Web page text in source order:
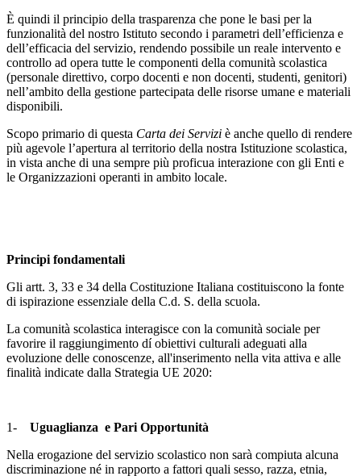
È quindi il principio della trasparenza che pone le basi per la
funzionalità del nostro Istituto secondo i parametri dell’efficienza e
dell’efficacia del servizio, rendendo possibile un reale intervento e
controllo ad opera tutte le componenti della comunità scolastica
(personale direttivo, corpo docenti e non docenti, studenti, genitori)
nell’ambito della gestione partecipata delle risorse umane e materiali
disponibili.
Scopo primario di questa Carta dei Servizi è anche quello di rendere
più agevole l’apertura al territorio della nostra Istituzione scolastica,
in vista anche di una sempre più proficua interazione con gli Enti e
le Organizzazioni operanti in ambito locale.
Principi fondamentali
Gli artt. 3, 33 e 34 della Costituzione Italiana costituiscono la fonte
di ispirazione essenziale della C.d. S. della scuola.
La comunità scolastica interagisce con la comunità sociale per
favorire il raggiungimento dí obiettivi culturali adeguati alla
evoluzione delle conoscenze, all'inserimento nella vita attiva e alle
finalità indicate dalla Strategia UE 2020:
1- Uguaglianza e Pari Opportunità
Nella erogazione del servizio scolastico non sarà compiuta alcuna
discriminazione né in rapporto a fattori quali sesso, razza, etnia,